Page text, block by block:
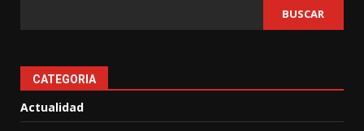
BUSCAR
CATEGORIA
Actualidad